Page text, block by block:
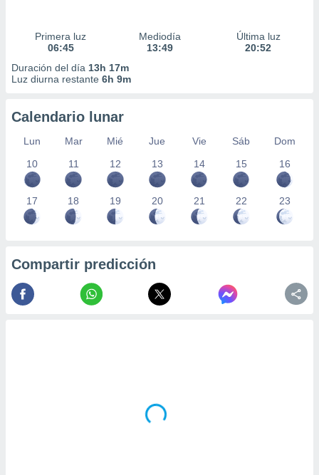
Primera luz
06:45
Mediodía
13:49
Última luz
20:52
Duración del día 13h 17m
Luz diurna restante 6h 9m
Calendario lunar
Lun Mar Mié Jue Vie Sáb
Dom
10
11 12 13 14 15 16
17 18 19 20 21 22 23
Compartir predicción